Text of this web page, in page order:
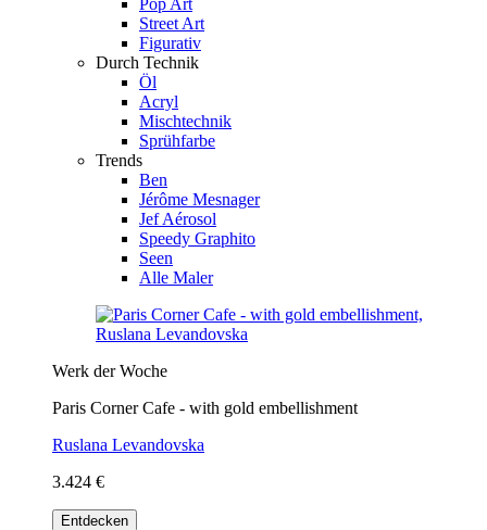
Street Art
Figurativ
Durch Technik
Öl
Acryl
Mischtechnik
Sprühfarbe
Trends
Ben
Jérôme Mesnager
Jef Aérosol
Speedy Graphito
Seen
Alle Maler
Werk der Woche
Paris Corner Cafe - with gold embellishment
Ruslana Levandovska
3.424 €
Entdecken